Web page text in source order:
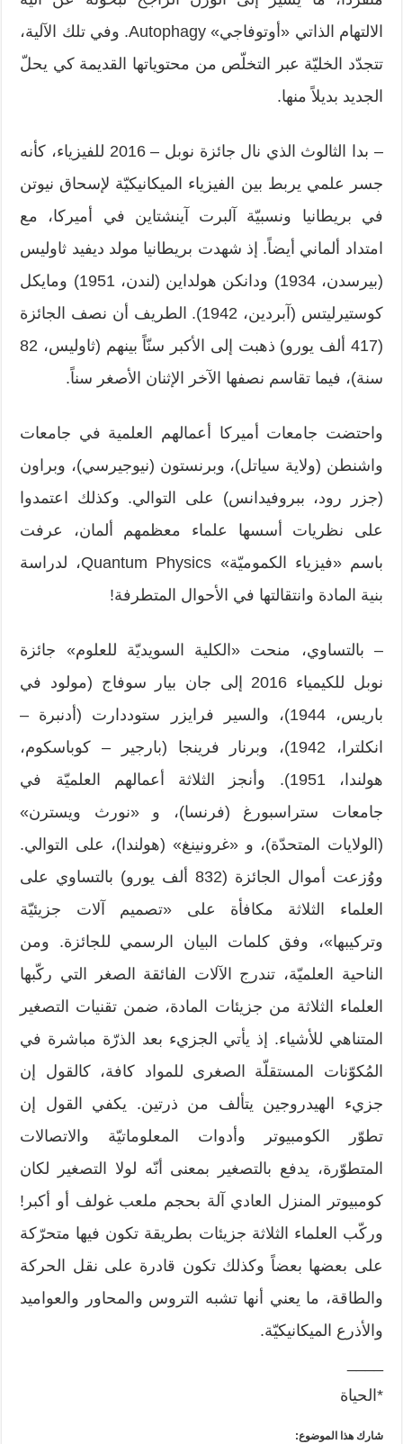
الالتهام الذاتي «أوتوفاجي» Autophagy. وفي تلك الآلية،
تتجدّد الخليّة عبر التخلّص من محتوياتها القديمة كي يحلّ
الجديد بديلاً منها.
– بدا الثالوث الذي نال جائزة نوبل – 2016 للفيزياء، كأنه
جسر علمي يربط بين الفيزياء الميكانيكيّة لإسحاق نيوتن
في بريطانيا ونسبيّة آلبرت آينشتاين في أميركا، مع
امتداد ألماني أيضاً. إذ شهدت بريطانيا مولد ديفيد ثاوليس
(بيرسدن، 1934) ودانكن هولداين (لندن، 1951) ومايكل
كوستيرليتس (آبردين، 1942). الطريف أن نصف الجائزة
(417 ألف يورو) ذهبت إلى الأكبر سنّاً بينهم (ثاوليس، 82
سنة)، فيما تقاسم نصفها الآخر الإثنان الأصغر سناً.
واحتضت جامعات أميركا أعمالهم العلمية في جامعات
واشنطن (ولاية سياتل)، وبرنستون (نيوجيرسي)، وبراون
(جزر رود، ببروفيدانس) على التوالي. وكذلك اعتمدوا
على نظريات أسسها علماء معظمهم ألمان، عرفت
باسم «فيزياء الكموميّة» Quantum Physics، لدراسة
بنية المادة وانتقالتها في الأحوال المتطرفة!
– بالتساوي، منحت «الكلية السويديّة للعلوم» جائزة
نوبل للكيمياء 2016 إلى جان بيار سوفاج (مولود في
باريس، 1944)، والسير فرايزر ستوددارت (أدنبرة –
انكلترا، 1942)، وبرنار فرينجا (بارجير – كوباسكوم،
هولندا، 1951). وأنجز الثلاثة أعمالهم العلميّة في
جامعات ستراسبورغ (فرنسا)، و «نورث ويسترن»
(الولايات المتحدّة)، و «غرونينغ» (هولندا)، على التوالي.
ووُزعت أموال الجائزة (832 ألف يورو) بالتساوي على
العلماء الثلاثة مكافأة على «تصميم آلات جزيئيّة
وتركيبها»، وفق كلمات البيان الرسمي للجائزة. ومن
الناحية العلميّة، تندرج الآلات الفائقة الصغر التي ركّبها
العلماء الثلاثة من جزيئات المادة، ضمن تقنيات التصغير
المتناهي للأشياء. إذ يأتي الجزيء بعد الذرّة مباشرة في
المُكوّنات المستقلّة الصغرى للمواد كافة، كالقول إن
جزيء الهيدروجين يتألف من ذرتين. يكفي القول إن
تطوّر الكومبيوتر وأدوات المعلوماتيّة والاتصالات
المتطوّرة، يدفع بالتصغير بمعنى أنّه لولا التصغير لكان
كومبيوتر المنزل العادي آلة بحجم ملعب غولف أو أكبر!
وركّب العلماء الثلاثة جزيئات بطريقة تكون فيها متحرّكة
على بعضها بعضاً وكذلك تكون قادرة على نقل الحركة
والطاقة، ما يعني أنها تشبه التروس والمحاور والعواميد
والأذرع الميكانيكيّة.
*الحياة
شارك هذا الموضوع: